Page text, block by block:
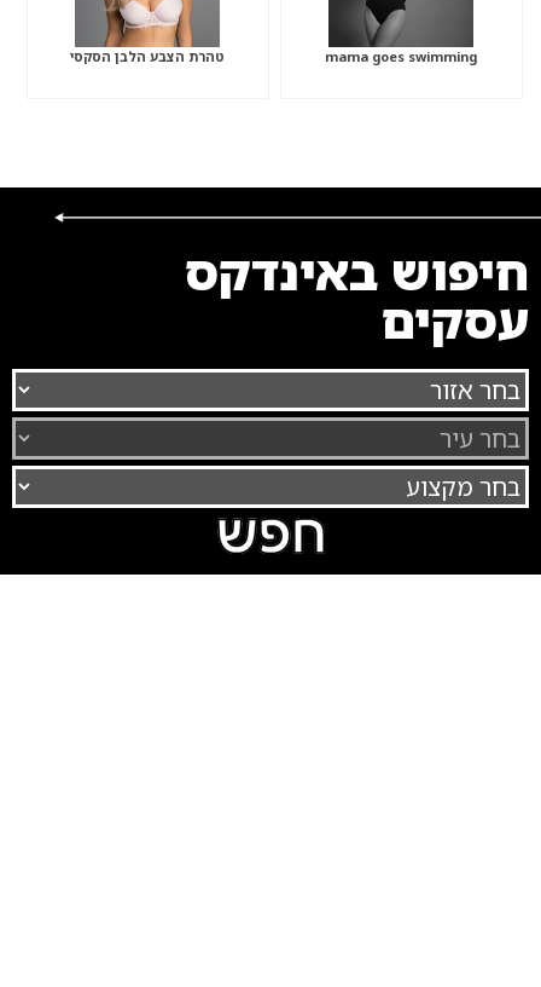
mama goes swimming טהרת הצבע הלבן הסקסי
חיפוש באינדקס
עסקים